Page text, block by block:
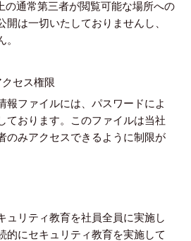
の通常第三者が閲覧可能な場所への
開は一切いたしておりませんし、
。
クセス権限
報ファイルには、パスワードによ
ております。このファイルは当社
のみアクセスできるように制限が
ュリティ教育を社員全員に実施し
的にセキュリティ教育を実施して